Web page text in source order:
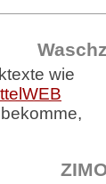
wie